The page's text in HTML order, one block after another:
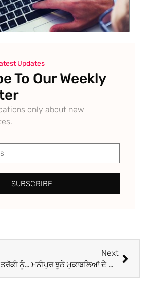
Updates
To Our Weekly
only about new
SUBSCRIBE
ਵਿਦੇਸ਼ਾਂ ‘ਚ ਸਿੱਖਾਂ ਦੀ ਤਰੱਕੀ ਨੂੰ ਕੁਝ ਲੋਕ ਬਰਦਾਸ਼ਤ ਨਹੀਂ ਕਰ ਰਹੇ : ਲੌਂਗੋਵਾਲ
Next
ਮਨੀਪੁਰ ਝੂਠੇ ਮੁਕਾਬਲਿਆਂ ਦੇ ਮਾਮਲਿਆਂ ਵਿਚ ਸੀਬੀਆਈ ਨੇ 14 ਭਾਰਤੀ ਸੁਰੱਖਿਆ ਮੁਲਾਜ਼ਮਾਂ ਖਿਲਾਫ ਕਤਲ ਕੇਸ ਦਰਜ ਕੀਤੇ